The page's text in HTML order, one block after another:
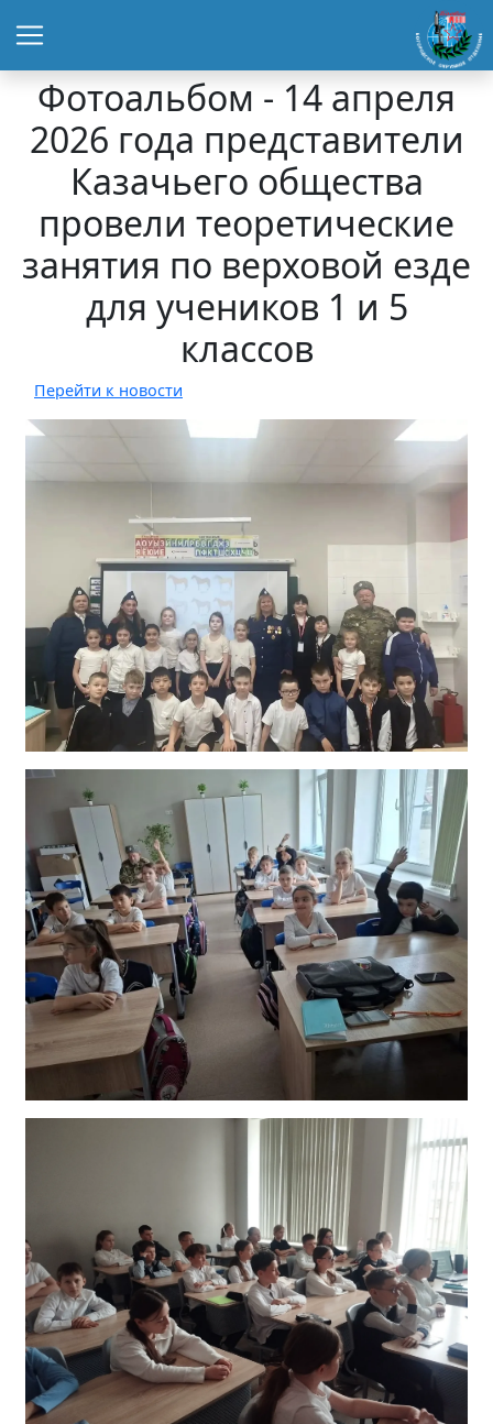
Фотоальбом - 14 апреля
2026 года представители
Казачьего общества
провели теоретические
занятия по верховой езде
для учеников 1 и 5
классов
Перейти к новости